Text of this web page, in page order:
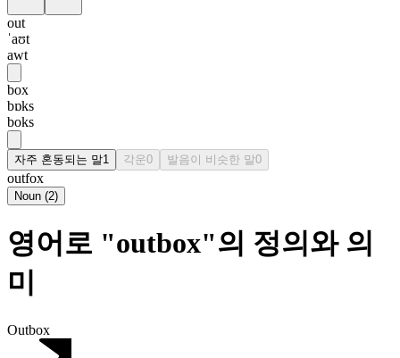
out
ˈaʊt
awt
box
bɒks
boks
자주 혼동되는 말1 각운0 발음이 비슷한 말0
outfox
Noun (2)
영어로 "outbox"의 정의와 의
미
Outbox